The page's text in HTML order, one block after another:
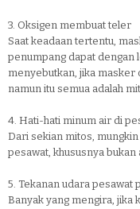
3. Oksigen membuat teler
Saat keadaan tertentu,
penumpang dapat dengan
menyebutkan, jika masker
namun itu semua adalah
4. Hati-hati minum air di
Dari sekian mitos,
pesawat, khususnya
5. Tekanan udara pesawat
Banyak yang mengira, jika